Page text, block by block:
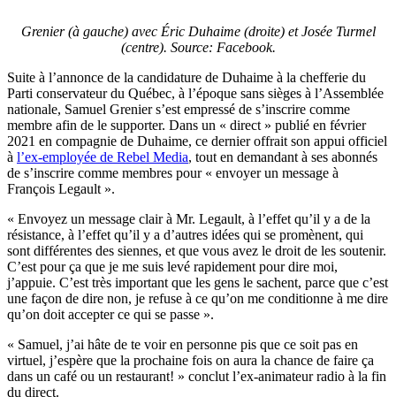
Grenier (à gauche) avec Éric Duhaime (droite) et Josée Turmel
(centre). Source: Facebook.
Suite à l’annonce de la candidature de Duhaime à la chefferie du
Parti conservateur du Québec, à l’époque sans sièges à l’Assemblée
nationale, Samuel Grenier s’est empressé de s’inscrire comme
membre afin de le supporter. Dans un « direct » publié en février
2021 en compagnie de Duhaime, ce dernier offrait son appui officiel
à l’ex-employée de Rebel Media, tout en demandant à ses abonnés
de s’inscrire comme membres pour « envoyer un message à
François Legault ».
« Envoyez un message clair à Mr. Legault, à l’effet qu’il y a de la
résistance, à l’effet qu’il y a d’autres idées qui se promènent, qui
sont différentes des siennes, et que vous avez le droit de les soutenir.
C’est pour ça que je me suis levé rapidement pour dire moi,
j’appuie. C’est très important que les gens le sachent, parce que c’est
une façon de dire non, je refuse à ce qu’on me conditionne à me dire
qu’on doit accepter ce qui se passe ».
« Samuel, j’ai hâte de te voir en personne pis que ce soit pas en
virtuel, j’espère que la prochaine fois on aura la chance de faire ça
dans un café ou un restaurant! » conclut l’ex-animateur radio à la fin
du direct.